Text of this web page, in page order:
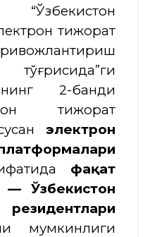
тижорат
тўғрисида”ги
2-банди
тижорат
электрон
фақат
Ўзбекистон
мумкинлиги